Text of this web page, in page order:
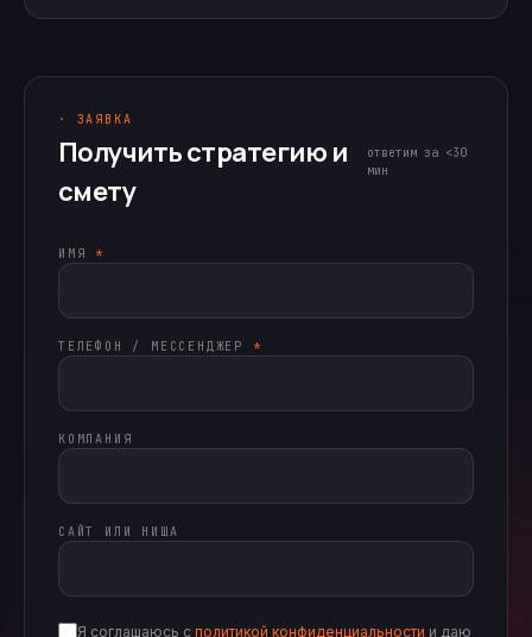
· ЗАЯВКА
Получить стратегию и
смету
ответим за <30
мин
ИМЯ *
ТЕЛЕФОН / МЕССЕНДЖЕР *
КОМПАНИЯ
САЙТ ИЛИ НИША
Я соглашаюсь с политикой конфиденциальности и даю